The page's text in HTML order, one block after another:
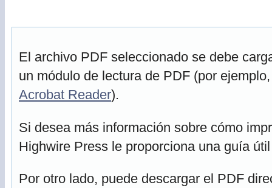
El archivo PDF seleccionado se debe
un módulo de lectura de PDF (por
Acrobat Reader).
Si desea más información sobre cómo
Highwire Press le proporciona una guía
Por otro lado, puede descargar el PDF